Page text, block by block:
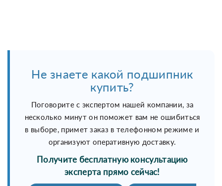
Не знаете какой подшипник
купить?
Поговорите с экспертом нашей компании, за
несколько минут он поможет вам не ошибиться
в выборе, примет заказ в телефонном режиме и
организуют оперативную доставку.
Получите бесплатную консультацию
эксперта прямо сейчас!